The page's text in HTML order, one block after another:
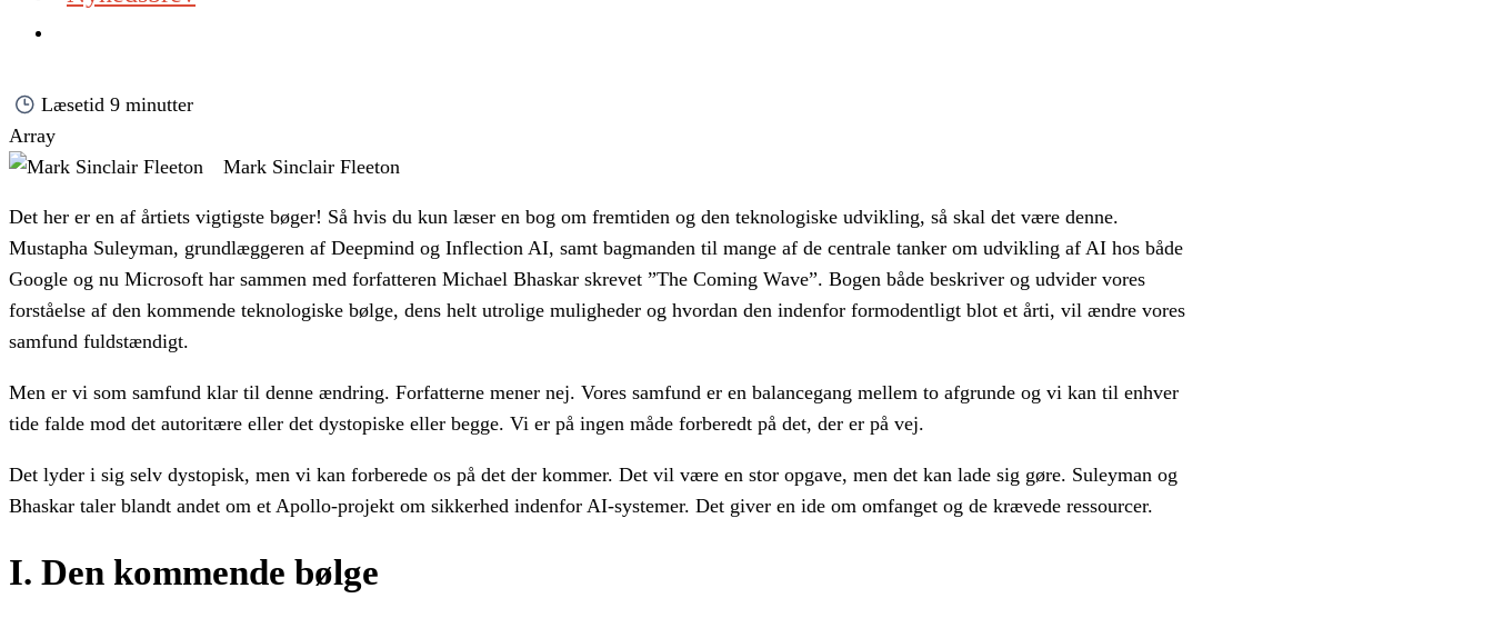
Læsetid 9 minutter
Array
Mark Sinclair Fleeton
Det her er en af årtiets vigtigste bøger! Så hvis du kun læser en bog om fremtiden og den teknologiske udvikling, så skal det være denne.
Mustapha Suleyman, grundlæggeren af Deepmind og Inflection AI, samt bagmanden til mange af de centrale tanker om udvikling af AI hos både
Google og nu Microsoft har sammen med forfatteren Michael Bhaskar skrevet ”The Coming Wave”. Bogen både beskriver og udvider vores
forståelse af den kommende teknologiske bølge, dens helt utrolige muligheder og hvordan den indenfor formodentligt blot et årti, vil ændre vores
samfund fuldstændigt.
Men er vi som samfund klar til denne ændring. Forfatterne mener nej. Vores samfund er en balancegang mellem to afgrunde og vi kan til enhver
tide falde mod det autoritære eller det dystopiske eller begge. Vi er på ingen måde forberedt på det, der er på vej.
Det lyder i sig selv dystopisk, men vi kan forberede os på det der kommer. Det vil være en stor opgave, men det kan lade sig gøre. Suleyman og
Bhaskar taler blandt andet om et Apollo-projekt om sikkerhed indenfor AI-systemer. Det giver en ide om omfanget og de krævede ressourcer.
I. Den kommende bølge